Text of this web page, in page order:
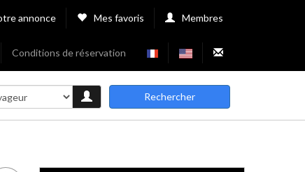
annonce Mes favoris Membres
Conditions de réservation
Rechercher